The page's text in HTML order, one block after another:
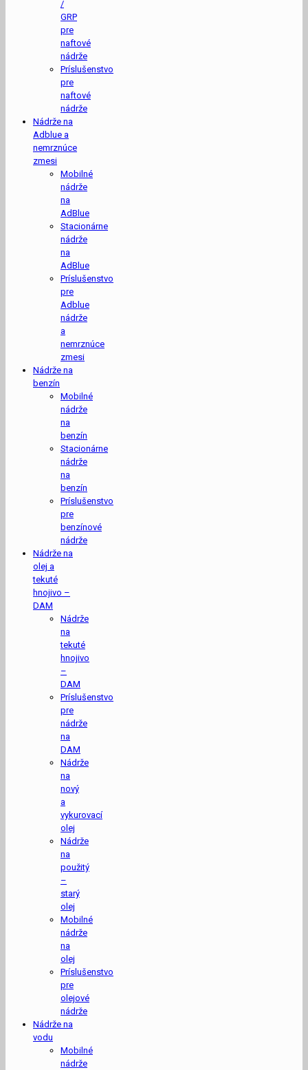
/
GRP
pre
naftové
nádrže
Príslušenstvo
pre
naftové
nádrže
Nádrže na
Adblue a
nemrznúce
zmesi
Mobilné
nádrže
na
AdBlue
Stacionárne
nádrže
na
AdBlue
Príslušenstvo
pre
Adblue
nádrže
a
nemrznúce
zmesi
Nádrže na
benzín
Mobilné
nádrže
na
benzín
Stacionárne
nádrže
na
benzín
Príslušenstvo
pre
benzínové
nádrže
Nádrže na
olej a
tekuté
hnojivo –
DAM
Nádrže
na
tekuté
hnojivo
–
DAM
Príslušenstvo
pre
nádrže
na
DAM
Nádrže
na
nový
a
vykurovací
olej
Nádrže
na
použitý
–
starý
olej
Mobilné
nádrže
na
olej
Príslušenstvo
pre
olejové
nádrže
Nádrže na
vodu
Mobilné
nádrže